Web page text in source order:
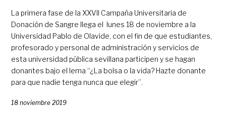
La primera fase de la XXVII Campaña Universitaria de
Donación de Sangre llega el lunes 18 de noviembre a la
Universidad Pablo de Olavide, con el fin de que estudiantes,
profesorado y personal de administración y servicios de
esta universidad pública sevillana participen y se hagan
donantes bajo el lema “¿La bolsa o la vida? Hazte donante
para que nadie tenga nunca que elegir”.
18 noviembre 2019